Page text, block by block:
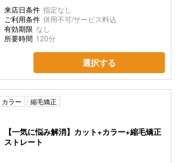
来店日条件 指定なし
ご利用条件 併用不可/サービス料込
有効期限 なし
所要時間 120分
選択する
カラー 縮毛矯正
【一気に悩み解消】カット+カラー+縮毛矯正
ストレート